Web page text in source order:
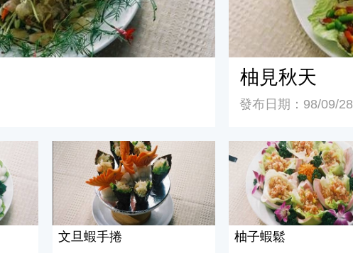
柚見秋天
發布日期：98/09/28
文旦蝦手捲
文旦蝦手捲
柚子蝦鬆
柚子蝦鬆